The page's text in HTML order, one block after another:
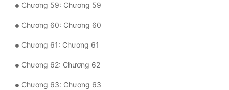
Chương 59: Chương 59
Chương 60: Chương 60
Chương 61: Chương 61
Chương 62: Chương 62
Chương 63: Chương 63